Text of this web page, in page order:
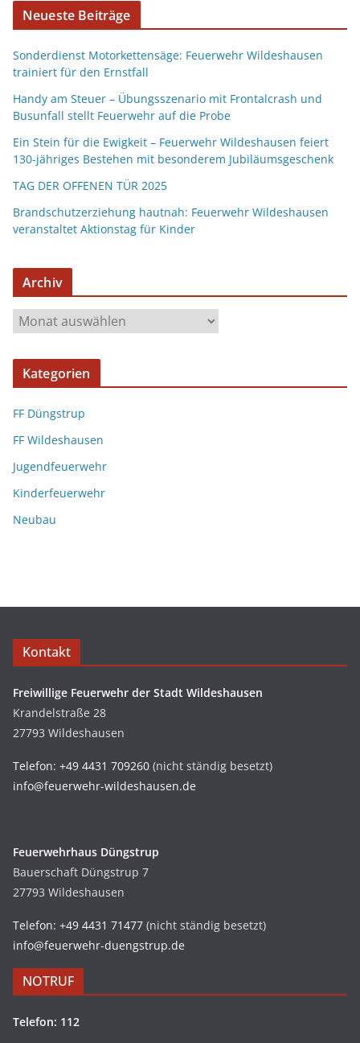
Neueste Beiträge
Sonderdienst Motorkettensäge: Feuerwehr Wildeshausen
trainiert für den Ernstfall
Handy am Steuer – Übungsszenario mit Frontalcrash und
Busunfall stellt Feuerwehr auf die Probe
Ein Stein für die Ewigkeit – Feuerwehr Wildeshausen feiert
130-jähriges Bestehen mit besonderem Jubiläumsgeschenk
TAG DER OFFENEN TÜR 2025
Brandschutzerziehung hautnah: Feuerwehr Wildeshausen
veranstaltet Aktionstag für Kinder
Archiv
Kategorien
FF Düngstrup
FF Wildeshausen
Jugendfeuerwehr
Kinderfeuerwehr
Neubau
Kontakt
Freiwillige Feuerwehr der Stadt Wildeshausen
Krandelstraße 28
27793 Wildeshausen
Telefon: +49 4431 709260 (nicht ständig besetzt)
info@feuerwehr-wildeshausen.de
Feuerwehrhaus Düngstrup
Bauerschaft Düngstrup 7
27793 Wildeshausen
Telefon: +49 4431 71477 (nicht ständig besetzt)
info@feuerwehr-duengstrup.de
NOTRUF
Telefon: 112